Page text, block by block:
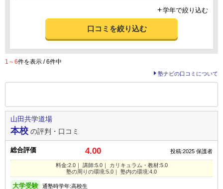
学年で絞り込む
口コミを絞り込む
1～6件を表示 / 6件中
塾ナビの口コミについて
山田共学道場
本校 の評判・口コミ
総合評価 4.00 投稿:2025 保護者
料金:2.0｜ 講師:5.0｜ カリキュラム・教材:5.0
塾の周りの環境:5.0｜ 塾内の環境:4.0
大学受験 通塾時学年:高校生